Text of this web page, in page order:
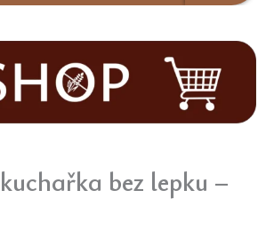
bez lepku –